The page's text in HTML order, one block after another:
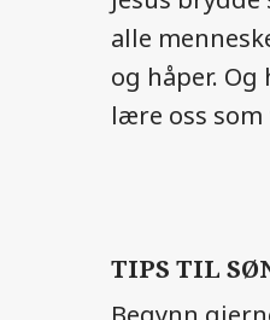
alle
og håper.
lære oss
TIPS TIL